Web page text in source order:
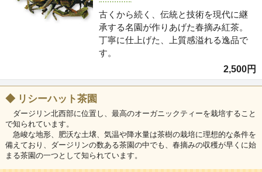
古くから続く、伝統と技術を現代に継
承する名園が作りあげた春摘み紅茶。
丁寧に仕上げた、上質感溢れる逸品で
す。
2,500円
◆ リシーハット茶園
ダージリン北西部に位置し、最高のオーガニックティーを栽培すること
で知られています。
急峻な地形、肥沃な土壌、気温や降水量は茶樹の栽培に理想的な条件を
備えており、ダージリンの数ある茶園の中でも、春摘みの収穫が早くに始
まる茶園の一つとして知られています。